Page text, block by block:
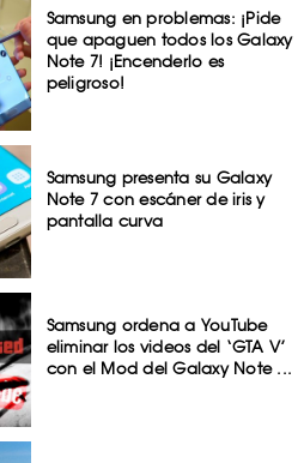
Samsung en problemas: ¡Pide
que apaguen todos los Galaxy
Note 7! ¡Encenderlo es
peligroso!
Samsung presenta su Galaxy
Note 7 con escáner de iris y
pantalla curva
Samsung ordena a YouTube
eliminar los videos del ‘GTA V’
con el Mod del Galaxy Note ...